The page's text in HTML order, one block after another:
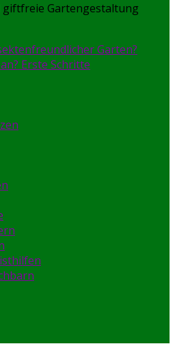
Gartengestaltung
Garten?
Erste Schritte